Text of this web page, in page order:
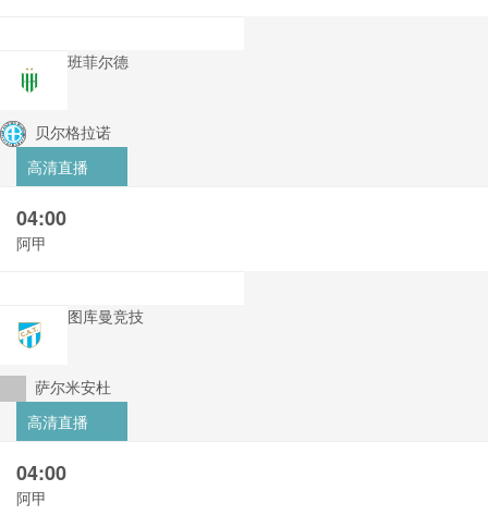
班菲尔德
贝尔格拉诺
高清直播
04:00
阿甲
图库曼竞技
萨尔米安杜
高清直播
04:00
阿甲